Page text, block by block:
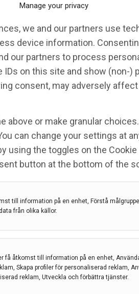
Manage your privacy
we and our partners use
device information.
our partners to process
IDs on this site and show (non-)
consent, may adversely
above or make granular choices.
can change your settings at
using the toggles on the Cookie
button at the bottom of the
till information på en enhet, Förstå
från olika källor.
få åtkomst till information på en enhet,
Skapa profiler för personaliserad reklam,
reklam, Utveckla och förbättra tjänster.
sjukdom
,Lovisa Lundholm,Stockholms
biovetenskap, Wenner-
om en möjlig behandling av